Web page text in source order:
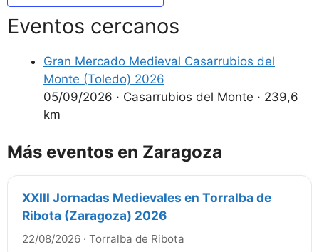
Eventos cercanos
Gran Mercado Medieval Casarrubios del
Monte (Toledo) 2026
05/09/2026 · Casarrubios del Monte · 239,6
km
Más eventos en Zaragoza
XXIII Jornadas Medievales en Torralba de
Ribota (Zaragoza) 2026
22/08/2026 · Torralba de Ribota